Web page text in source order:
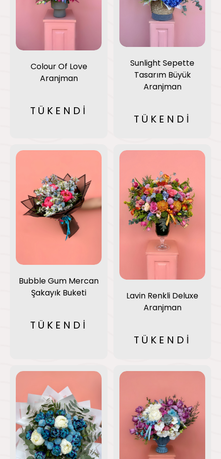
Colour Of Love
Aranjman
TÜKENDİ
Sunlight Sepette
Tasarım Büyük
Aranjman
TÜKENDİ
Bubble Gum Mercan
Şakayık Buketi
TÜKENDİ
Lavin Renkli Deluxe
Aranjman
TÜKENDİ